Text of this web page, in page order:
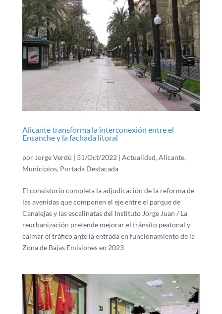
Alicante transforma la interconexión entre el
Ensanche y la fachada litoral
por Jorge Verdú | 31/Oct/2022 | Actualidad, Alicante,
Municipios, Portada Destacada
El consistorio completa la adjudicación de la reforma de
las avenidas que componen el eje entre el parque de
Canalejas y las escalinatas del Instituto Jorge Juan / La
reurbanización pretende mejorar el tránsito peatonal y
calmar el tráfico ante la entrada en funcionamiento de la
Zona de Bajas Emisiones en 2023